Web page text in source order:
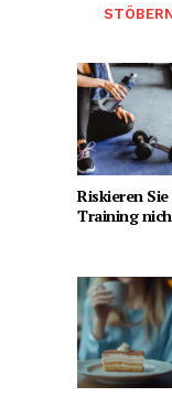
Riskieren
Training